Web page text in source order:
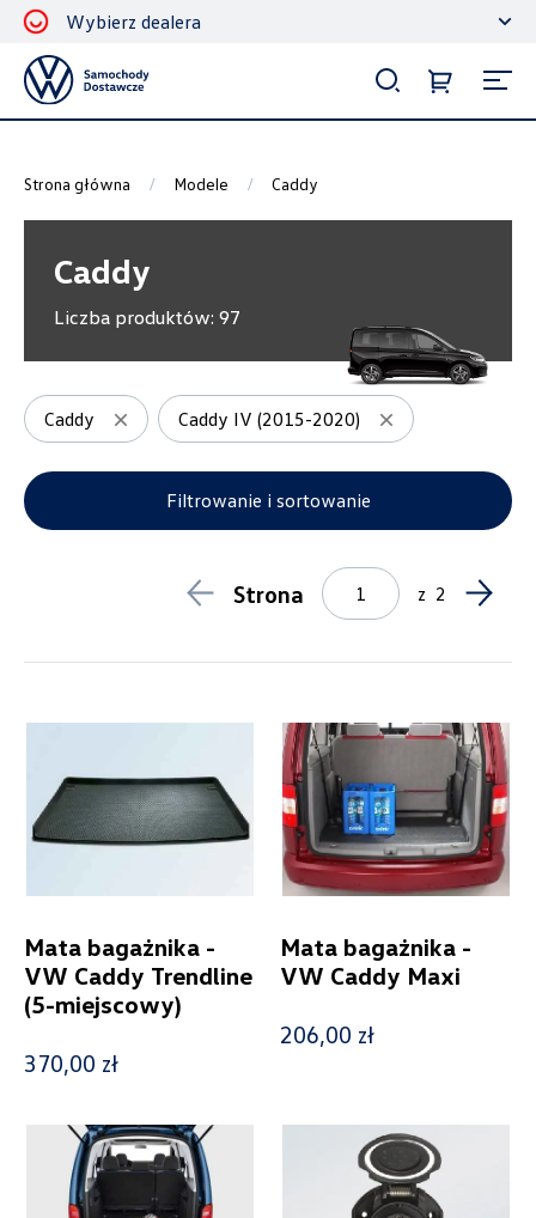
Wybierz dealera
Strona główna Modele Caddy
Caddy
Liczba produktów: 97
Caddy Caddy IV (2015-2020)
Filtrowanie i sortowanie
Sortuj
Pokaż na stronie
Kategorie
Bagażniki dachowe
3
Maty/wykładziny bagażnika
Zabezpieczenie bagażu
2
0
0
Pozostałe
1
Produkty świąteczne
0
Generacja
Caddy IV (2015-2020)
Cena
Filtrowanie i sortowanie
Strona z 2
Mata bagażnika -
VW Caddy Trendline
(5-miejscowy)
370,00 zł
Mata bagażnika -
VW Caddy Maxi
206,00 zł